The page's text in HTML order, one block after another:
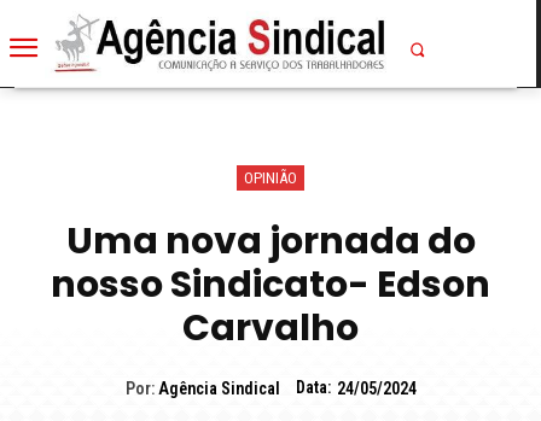
OPINIÃO
Uma nova jornada do
nosso Sindicato- Edson
Carvalho
Por: Agência Sindical Data: 24/05/2024